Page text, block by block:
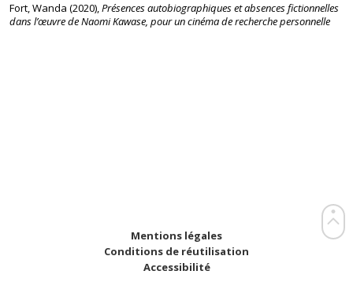
Fort, Wanda (2020),Présences autobiographiques et absences fictionnelles
dans l’œuvre de Naomi Kawase, pour un cinéma de recherche personnelle
Mentions légales
Conditions de réutilisation
Accessibilité